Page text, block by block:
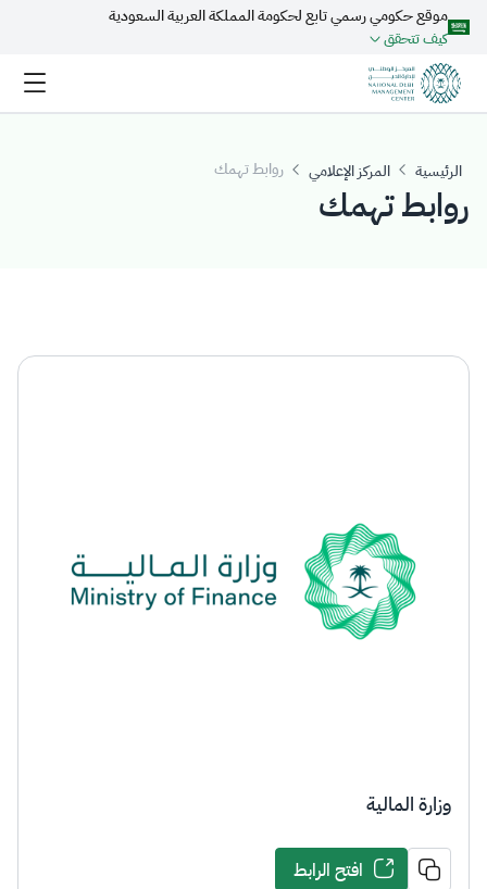
تخطي إلى المحتوى الرئيسي
موقع حكومي رسمي تابع لحكومة المملكة العربية السعودية
كيف تتحقق
الرئيسية المركز الإعلامي روابط تهمك
روابط تهمك
وزارة المالية
افتح الرابط